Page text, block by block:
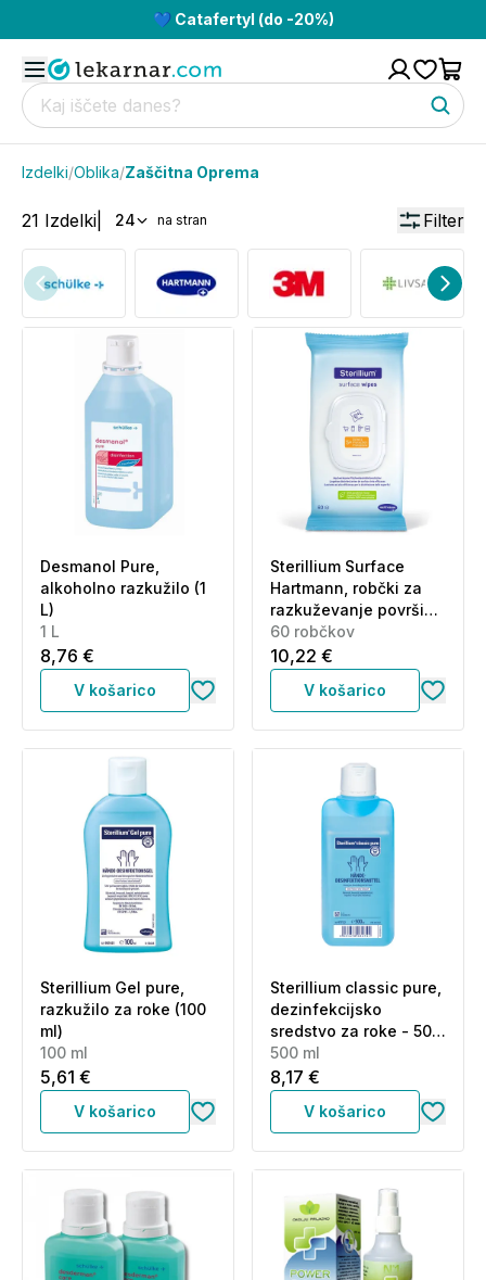
💙 Catafertyl (do -20%)
Izdelki/Oblika/Zaščitna Oprema
21 Izdelki 24 na stran Filter
Desmanol Pure,
alkoholno razkužilo (1
L)
1 L
8,76 €
V košarico
Sterillium Surface
Hartmann, robčki za
razkuževanje površin
(60 robčkov)
60 robčkov
10,22 €
V košarico
Sterillium Gel pure,
razkužilo za roke (100
ml)
100 ml
5,61 €
V košarico
Sterillium classic pure,
dezinfekcijsko
sredstvo za roke - 500
ml
500 ml
8,17 €
V košarico